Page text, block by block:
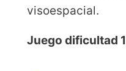
visoespacial.
Juego dificultad 1